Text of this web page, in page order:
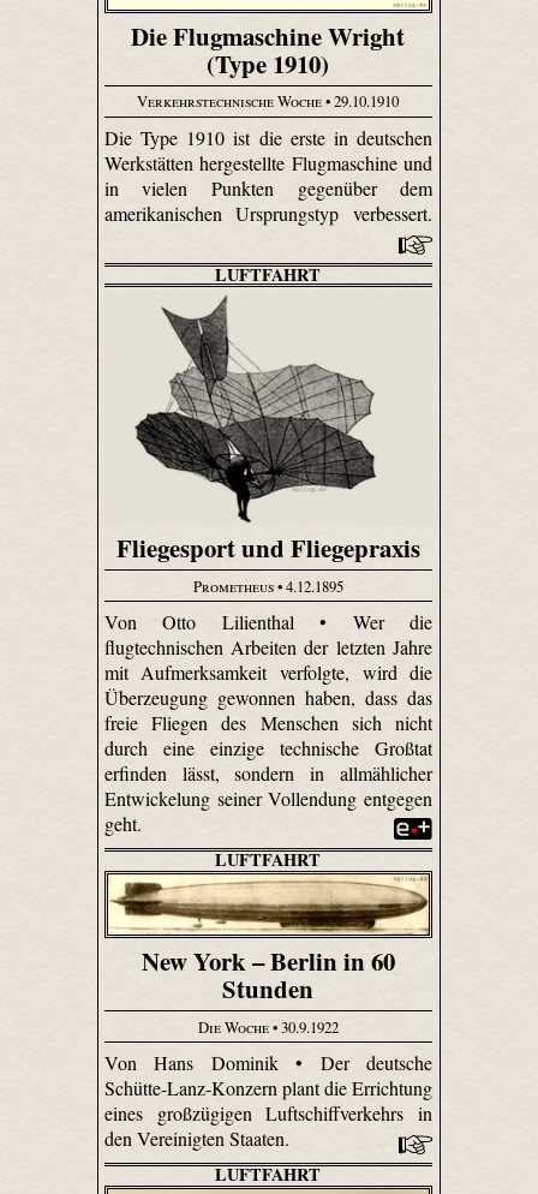
Die Flugmaschine Wright
(Type 1910)
Verkehrstechnische Woche• 29.10.1910
Die Type 1910 ist die erste in deutschen
Werkstätten hergestellte Flugmaschine und
in vielen Punkten gegenüber dem
amerikanischen Ursprungstyp verbessert.
LUFTFAHRT
Fliegesport und Fliegepraxis
Prometheus• 4.12.1895
Von Otto Lilienthal • Wer die
flugtechnischen Arbeiten der letzten Jahre
mit Aufmerksamkeit verfolgte, wird die
Überzeugung gewonnen haben, dass das
freie Fliegen des Menschen sich nicht
durch eine einzige technische Großtat
erfinden lässt, sondern in allmählicher
Entwickelung seiner Vollendung entgegen
geht.
LUFTFAHRT
New York – Berlin in 60
Stunden
Die Woche• 30.9.1922
Von Hans Dominik • Der deutsche
Schütte-Lanz-Konzern plant die Errichtung
eines großzügigen Luftschiffverkehrs in
den Vereinigten Staaten.
LUFTFAHRT